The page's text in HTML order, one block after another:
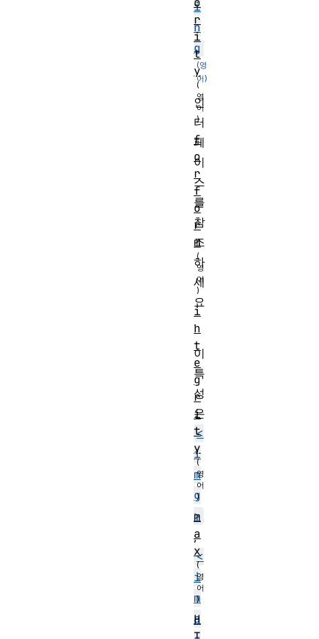
i
n
g
인
터
페
이
스
를
참
조
하
세
요
.
이
특
성
은
<
i
m
g
>
,
<
i
m
a
r
i
t
y
f
o
r
f
o
r
m
i
n
t
e
g
r
i
t
y
m
a
x
H